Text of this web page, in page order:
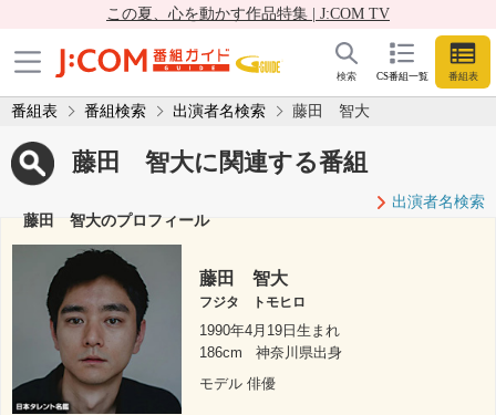
この夏、心を動かす作品特集 | J:COM TV
CS番組一覧 番組表
検索
番組表 番組検索 出演者名検索 藤田 智大
藤田 智大に関連する番組
出演者名検索
藤田 智大のプロフィール
藤田 智大
フジタ トモヒロ
1990年4月19日生まれ
186cm
神奈川県出身
モデル 俳優